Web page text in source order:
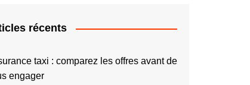
récents
taxi : comparez les offres avant de
engager